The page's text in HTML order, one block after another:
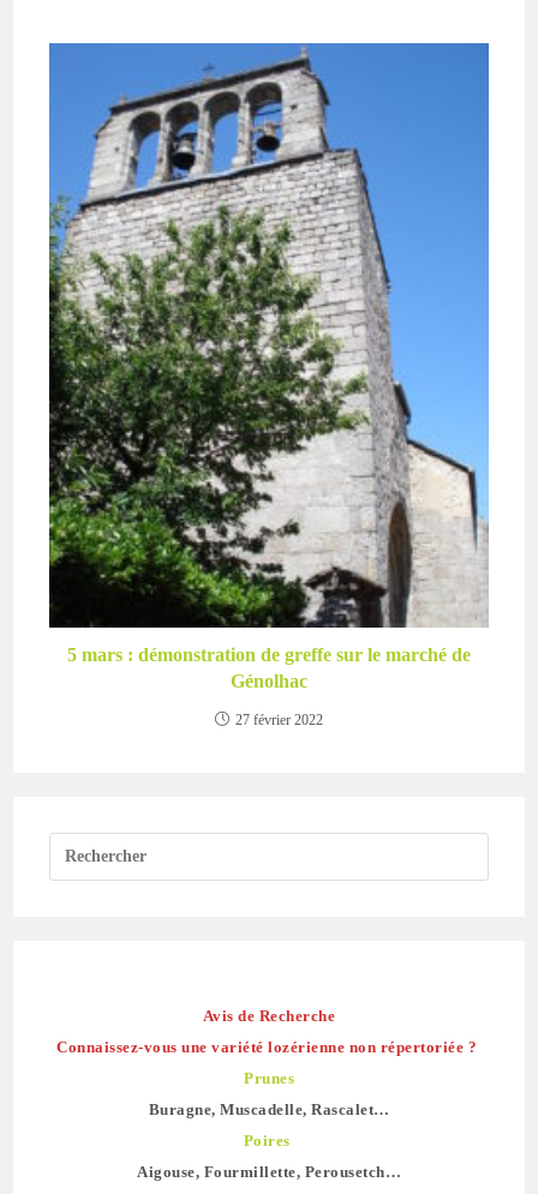
5 mars : démonstration de greffe sur le marché de
Génolhac
27 février 2022
Avis de Recherche
Connaissez-vous une variété lozérienne non répertoriée ?
Prunes
Buragne, Muscadelle, Rascalet…
Poires
Aigouse, Fourmillette, Perousetch…